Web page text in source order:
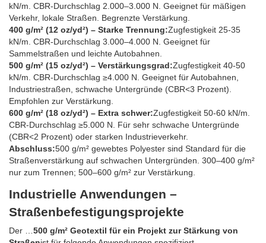
kN/m. CBR-Durchschlag 2.000–3.000 N. Geeignet für mäßigen
Verkehr, lokale Straßen. Begrenzte Verstärkung.
400 g/m² (12 oz/yd²) – Starke Trennung:Zugfestigkeit 25-35
kN/m. CBR-Durchschlag 3.000–4.000 N. Geeignet für
Sammelstraßen und leichte Autobahnen.
500 g/m² (15 oz/yd²) – Verstärkungsgrad:Zugfestigkeit 40-50
kN/m. CBR-Durchschlag ≥4.000 N. Geeignet für Autobahnen,
Industriestraßen, schwache Untergründe (CBR<3 Prozent).
Empfohlen zur Verstärkung.
600 g/m² (18 oz/yd²) – Extra schwer:Zugfestigkeit 50-60 kN/m.
CBR-Durchschlag ≥5.000 N. Für sehr schwache Untergründe
(CBR<2 Prozent) oder starken Industrieverkehr.
Abschluss:500 g/m² gewebtes Polyester sind Standard für die
Straßenverstärkung auf schwachen Untergründen. 300–400 g/m²
nur zum Trennen; 500–600 g/m² zur Verstärkung.
Industrielle Anwendungen –
Straßenbefestigungsprojekte
Der … 500 g/m² Geotextil für ein Projekt zur Stärkung von